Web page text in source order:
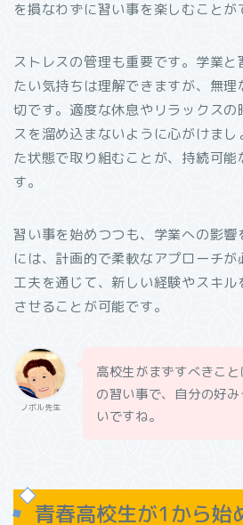
を損なわずに習い事を楽しむことが
ストレスの管理も重要です。学業
たい気持ちは理解できますが、無
切です。適度な休息やリラックス
スを溜め込まないように心がけま
た状態で取り組むことが、持続可能
す。
習い事を始めつつも、学業への影
には、計画的で柔軟なアプローチ
工夫を通じて、新しい経験やスキ
させることが可能です。
ノボル先生
高校生がまずすべきこ
の習い事で、自分の好
いですね。
青春高校生が1から始